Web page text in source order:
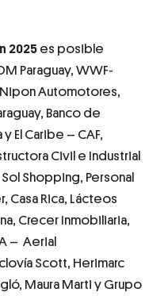
2025 es posible
Paraguay, WWF-
Nipon Automotores,
Banco de
El Caribe – CAF,
Civil e Industrial
Sol Shopping, Personal
Casa Rica, Lácteos
Crecer Inmobiliaria,
– Aerial
Scott, Herimarc
Maura Marti y Grupo